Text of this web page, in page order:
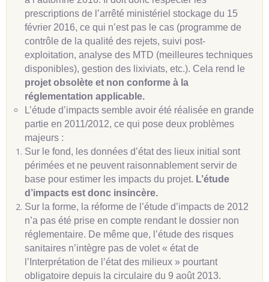
prescriptions de l’arrêté ministériel stockage du 15
février 2016, ce qui n’est pas le cas (programme de
contrôle de la qualité des rejets, suivi post-
exploitation, analyse des MTD (meilleures techniques
disponibles), gestion des lixiviats, etc.). Cela rend le
projet obsolète et non conforme à la
réglementation applicable.
L’étude d’impacts semble avoir été réalisée en grande
partie en 2011/2012, ce qui pose deux problèmes
majeurs :
Sur le fond, les données d’état des lieux initial sont
périmées et ne peuvent raisonnablement servir de
base pour estimer les impacts du projet. L’étude
d’impacts est donc insincère.
Sur la forme, la réforme de l’étude d’impacts de 2012
n’a pas été prise en compte rendant le dossier non
réglementaire. De même que, l’étude des risques
sanitaires n’intègre pas de volet « état de
l’Interprétation de l’état des milieux » pourtant
obligatoire depuis la circulaire du 9 août 2013.